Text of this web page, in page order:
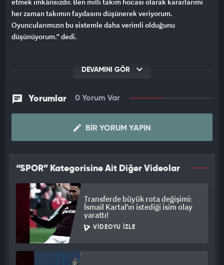
her zaman takımın faydasını düşünerek veriyorum.
Oyuncularımızın bu sistemle daha verimli olduğunu
düşünüyorum.'' dedi.
DEVAMINI GÖR
Yorumlar 0 Yorum Var
BIR YORUM YAPIN
“SPOR” Kategorisine Ait Diğer Videolar
Transferde büyük rota değişimi:
İsmail Kartal'ın istediği isim olay
yarattı!
VIDEOYU İZLE